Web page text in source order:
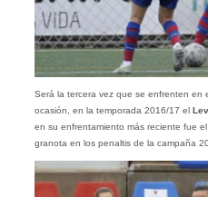
Será la tercera vez que se enfrenten en
ocasión, en la temporada 2016/17 el
en su enfrentamiento más reciente fue el
granota en los penaltis de la campaña